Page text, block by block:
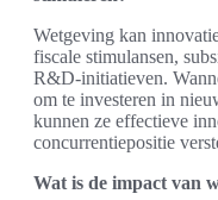
Wetgeving kan
fiscale stimulansen,
R&D-initiatieven.
om te investeren in
kunnen ze effectieve
concurrentiepositie
Wat is de impact van